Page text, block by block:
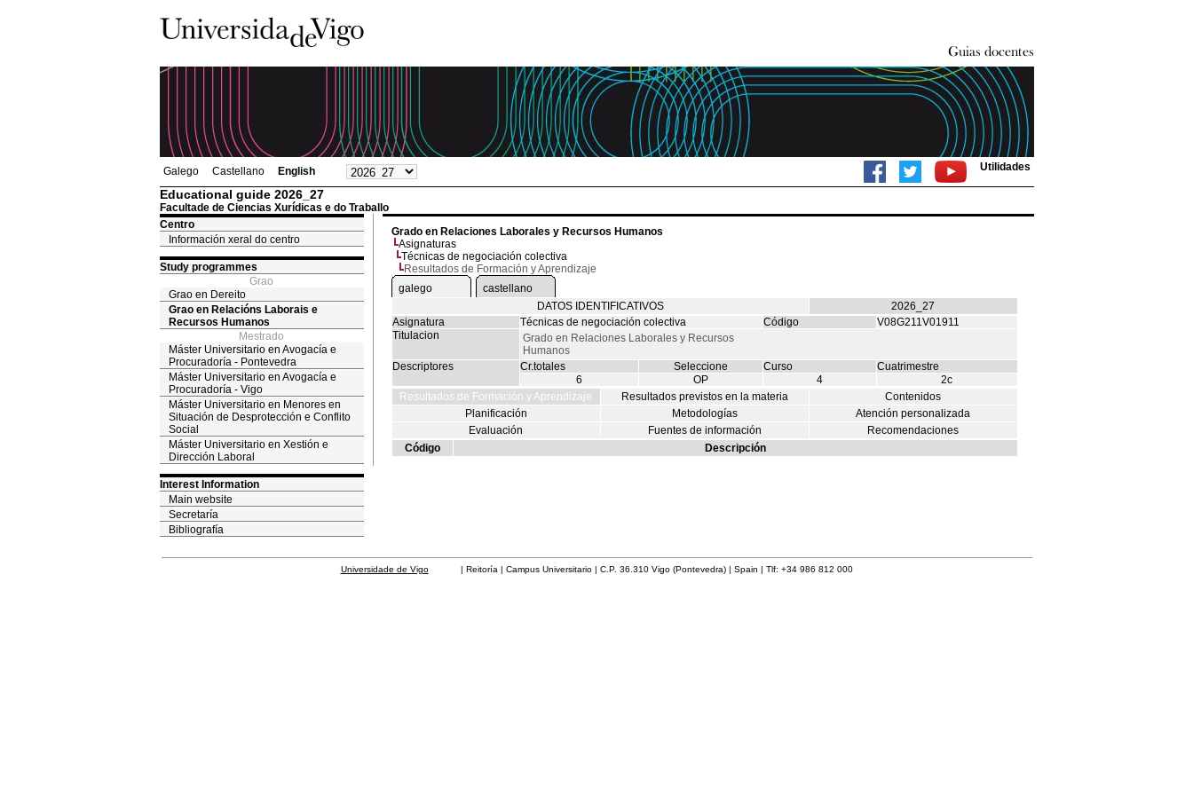
Galego Castellano English Utilidades
Educational guide 2026_27
Facultade de Ciencias Xurídicas e do Traballo
Centro
Información xeral do centro
Study programmes
Grao
Grao en Dereito
Grao en Relacións Laborais e
Recursos Humanos
Mestrado
Máster Universitario en Avogacía e
Procuradoría - Pontevedra
Máster Universitario en Avogacía e
Procuradoría - Vigo
Máster Universitario en Menores en
Situación de Desprotección e Conflito
Social
Máster Universitario en Xestión e
Dirección Laboral
Interest Information
Main website
Secretaría
Bibliografía
Grado en Relaciones Laborales y Recursos Humanos
Asignaturas
Técnicas de negociación colectiva
Resultados de Formación y Aprendizaje
galego
castellano
DATOS IDENTIFICATIVOS
2026_27
Asignatura
Técnicas de negociación colectiva Código
V08G211V01911
Titulacion
Grado en Relaciones Laborales y Recursos
Humanos
Descriptores
Cr.totales Seleccione Curso
Cuatrimestre
6
OP 4
2c
Resultados de Formación y Aprendizaje
Resultados previstos en la materia
Contenidos
Planificación
Metodologías
Atención personalizada
Evaluación
Fuentes de información
Recomendaciones
Código
Descripción
Universidade de Vigo| Reitoría | Campus Universitario | C.P. 36.310 Vigo (Pontevedra) | Spain | Tlf: +34 986 812 000